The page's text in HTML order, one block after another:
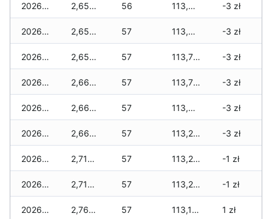
2026-04-16 2,650 zł 56 113,800 zł -3 zł
2026-04-15 2,650 zł 57 113,800 zł -3 zł
2026-04-14 2,650 zł 57 113,770 zł -3 zł
2026-04-13 2,665 zł 57 113,770 zł -3 zł
2026-04-12 2,665 zł 57 113,610 zł -3 zł
2026-04-11 2,665 zł 57 113,275 zł -3 zł
2026-04-10 2,715 zł 57 113,275 zł -1 zł
2026-04-09 2,715 zł 57 113,210 zł -1 zł
2026-04-08 2,765 zł 57 113,145 zł 1 zł